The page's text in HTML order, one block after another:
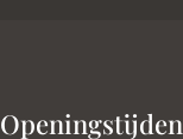
Openingstijden